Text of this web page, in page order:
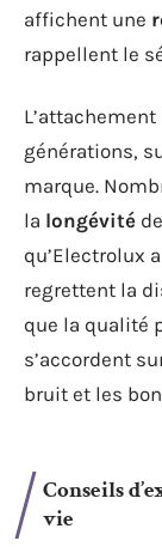
affichent une
rappellent le
générations,
marque.
la longévité
qu’Electrolux
regrettent la
que la qualité
s’accordent
bruit et les
Conseils
vie